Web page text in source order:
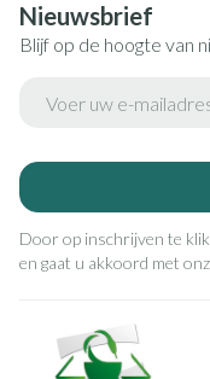
Nieuwsbrief
Blijf op de hoogte van
Door op inschrijven te
en gaat u akkoord met